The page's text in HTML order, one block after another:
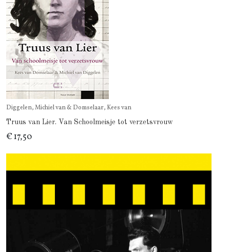
Diggelen, Michiel van & Domselaar, Kees van
Truus van Lier. Van Schoolmeisje tot verzetsvrouw
€ 17,50